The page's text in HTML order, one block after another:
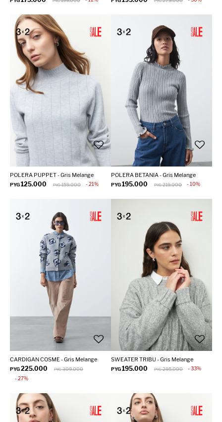
POLERA PUPPET - Gris Melange
PYG125.000 PYG 159.000 21
POLERA BETANIA - Gris Melange
PYG195.000 PYG 219.000 10
CARDIGAN COSME - Gris Melange
PYG225.000 PYG 309.000
27
SWEATER TRIBU - Gris Melange
PYG195.000 PYG 295.000 33